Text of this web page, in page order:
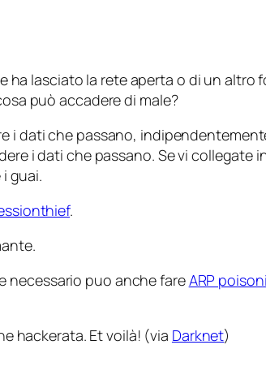
ha lasciato la rete aperta o di un altro
può accadere di male?
i dati che passano,
i dati che passano. Se vi collegate in
guai.
.
necessario puo anche fareARP
hackerata. Et voilà! (via Darknet)